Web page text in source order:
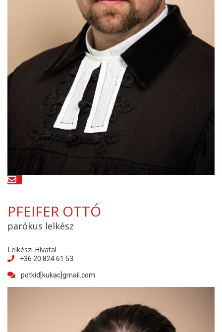
PFEIFER OTTÓ
parókus lelkész
Lelkészi Hivatal
+36 20 824 61 53
potkid[kukac]gmail.com